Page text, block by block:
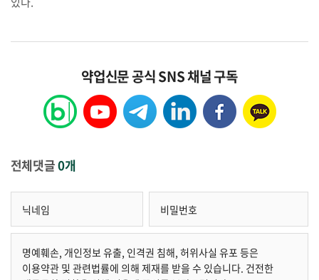
약업신문 공식 SNS 채널 구독
전체댓글0개